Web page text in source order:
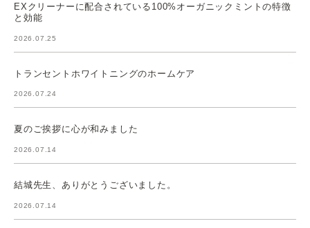
EXクリーナーに配合されている100%オーガニックミントの特徴
と効能
2026.07.25
トランセントホワイトニングのホームケア
2026.07.24
夏のご挨拶に心が和みました
2026.07.14
結城先生、ありがとうございました。
2026.07.14